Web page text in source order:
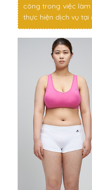
công trong việc
thực hiện dịch vụ tại